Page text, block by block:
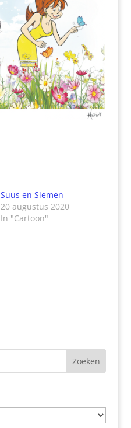
Suus en Siemen
20 augustus 2020
In "Cartoon"